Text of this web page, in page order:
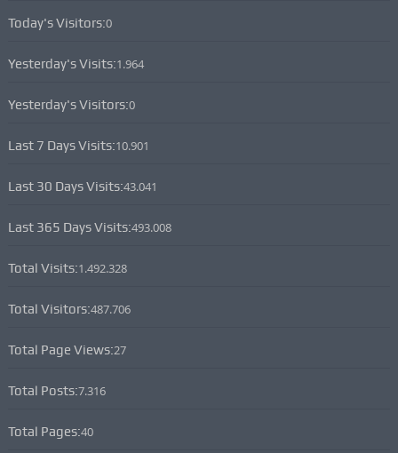
Today's Visitors:0
Yesterday's Visits:1.964
Yesterday's Visitors:0
Last 7 Days Visits:10.901
Last 30 Days Visits:43.041
Last 365 Days Visits:493.008
Total Visits:1.492.328
Total Visitors:487.706
Total Page Views:27
Total Posts:7.316
Total Pages:40